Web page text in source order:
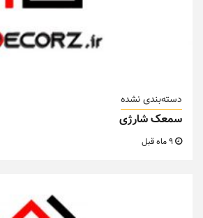
دسته‌بندی نشده
سمعک شارژی